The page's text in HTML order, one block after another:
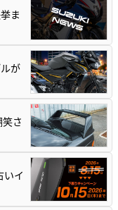
ま
が
さ
いイ